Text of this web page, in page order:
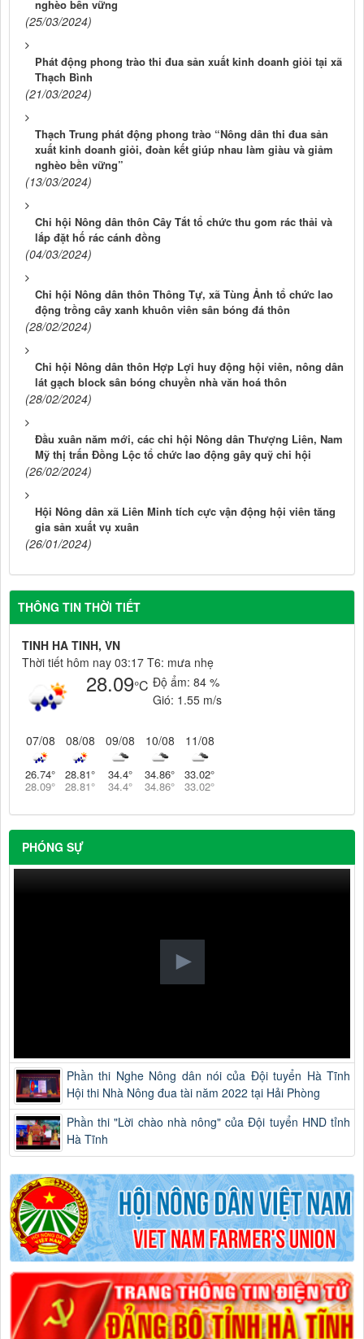
nghèo bền vững
(25/03/2024)
Phát động phong trào thi đua sản xuất kinh doanh giỏi tại xã
Thạch Bình
(21/03/2024)
Thạch Trung phát động phong trào “Nông dân thi đua sản
xuất kinh doanh giỏi, đoàn kết giúp nhau làm giàu và giảm
nghèo bền vững”
(13/03/2024)
Chi hội Nông dân thôn Cây Tắt tổ chức thu gom rác thải và
lắp đặt hố rác cánh đồng
(04/03/2024)
Chi hội Nông dân thôn Thông Tự, xã Tùng Ảnh tổ chức lao
động trồng cây xanh khuôn viên sân bóng đá thôn
(28/02/2024)
Chi hội Nông dân thôn Hợp Lợi huy động hội viên, nông dân
lát gạch block sân bóng chuyền nhà văn hoá thôn
(28/02/2024)
Đầu xuân năm mới, các chi hội Nông dân Thượng Liên, Nam
Mỹ thị trấn Đồng Lộc tổ chức lao động gây quỹ chi hội
(26/02/2024)
Hội Nông dân xã Liên Minh tích cực vận động hội viên tăng
gia sản xuất vụ xuân
(26/01/2024)
THÔNG TIN THỜI TIẾT
TINH HA TINH, VN
Thời tiết hôm nay 03:17 T6: mưa nhẹ
28.09°C Độ ẩm: 84 %
Gió: 1.55 m/s
07/08
26.74°
28.09°
08/08
28.81°
28.81°
09/08
34.4°
34.4°
10/08
34.86°
34.86°
11/08
33.02°
33.02°
PHÓNG SỰ
Phần thi Nghe Nông dân nói của Đội tuyển Hà Tĩnh
Hội thi Nhà Nông đua tài năm 2022 tại Hải Phòng
Phần thi "Lời chào nhà nông" của Đội tuyển HND tỉnh
Hà Tĩnh